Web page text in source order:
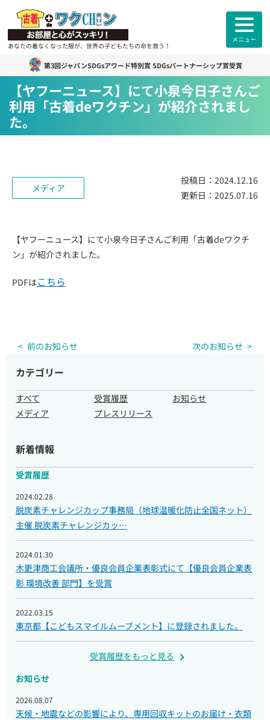
あなたの着なくなった服が、世界の子どもたちの命を救う！
メニュー
古着deワクチンについて
各拠点紹介
古着deワクチンセンター紹介
お知らせ
取材のご依頼
第3回ジャパンSDGsアワード特別賞 SDGsパートナーシップ賞受賞
【ヤフーニュース】にて小泉今日子さんご
利用「古着deワクチン」が紹介されまし
た。
メディア
投稿日： 2024.12.16
更新日： 2025.07.16
【ヤフーニュース】にて小泉今日子さんご利用「古着deワクチ
ン」が紹介されました。
PDFはこちら
前のお知らせ 次のお知らせ
カテゴリー
すべて 受賞履歴
お知らせ
メディア
プレスリリース
新着情報
受賞履歴
2024.02.28
脱炭素チャレンジカップ事務局（地球温暖化防止全国ネット）
主催 脱炭素チャレンジカッ…
2024.01.30
木更津商工会議所・優良会員企業表彰式にて【優良会員企業表
彰 環境改善 部門】を受賞
2022.03.15
東京都【こどもスマイルムーブメント】に登録されました。
受賞履歴をもっと見る
お知らせ
2026.08.07
天候・地震などの影響により、専用回収キットのお届け・衣類